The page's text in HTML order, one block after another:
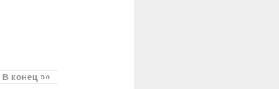
В конец »»